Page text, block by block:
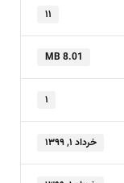
۱۱
8.01 MB
۱
خرداد ۱, ۱۳۹۹